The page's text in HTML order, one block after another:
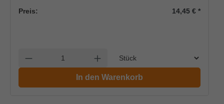
Preis: 14,45 €*
Anzahl verringern Anzahl erhöhen
In den Warenkorb